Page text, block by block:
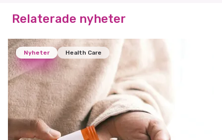
Relaterade nyheter
Nyheter Health Care